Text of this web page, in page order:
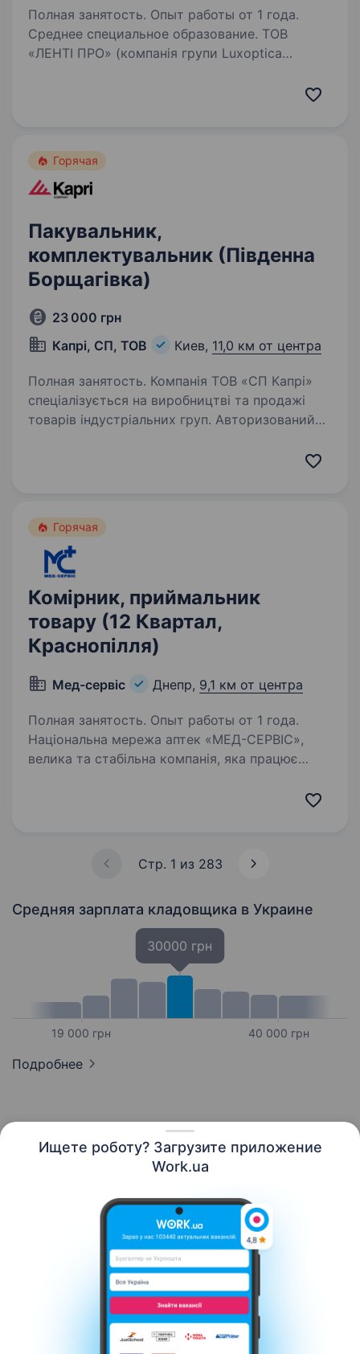
Ищете роботу? Загрузите приложение
Work.ua
Полная занятость. Опыт работы от 1 года.
Среднее специальное образование. ТОВ
«ЛЕНТІ ПРО» (компанія групи Luxoptica
Оригінальна…
Горячая
Пакувальник,
комплектувальник (Південна
Борщагівка)
23 000 грн
Капрі, СП, ТОВ
Киев, 11,0 км от центра
Полная занятость. Компанія ТОВ «СП Капрі»
спеціалізується на виробництві та продажі
товарів індустріальних груп. Авторизований
Горячая
Комірник, приймальник
товару (12 Квартал,
Краснопілля)
Мед-сервіс Днепр, 9,1 км от центра
Полная занятость. Опыт работы от 1 года.
Національна мережа аптек «МЕД-СЕРВІС»,
велика та стабільна компанія, яка працює
Стр. 1 из 283
Средняя зарплата кладовщика в Украине
19 000 грн
30000 грн
40 000 грн
Подробнее
Контакты О нас
Карьера
Новости Work.ua
Помощь
Условия использования